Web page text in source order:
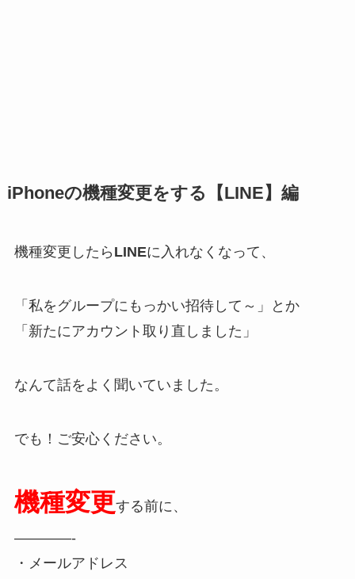
iPhoneの機種変更をする【LINE】編
機種変更したら LINEに入れなくなって、
「私をグループにもっかい招待して～」とか
「新たにアカウント取り直しました」
なんて話をよく聞いていました。
でも！ご安心ください。
機種変更する前に、
————-
・メールアドレス